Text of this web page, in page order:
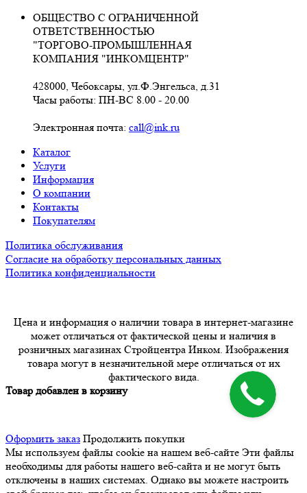
ОБЩЕСТВО С ОГРАНИЧЕННОЙ
ОТВЕТСТВЕННОСТЬЮ
"ТОРГОВО-ПРОМЫШЛЕННАЯ
КОМПАНИЯ "ИНКОМЦЕНТР"
428000, Чебоксары, ул.Ф.Энгельса, д.31
Часы работы: ПН-ВС 8.00 - 20.00
Электронная почта: call@ink.ru
Каталог
Услуги
Информация
О компании
Контакты
Покупателям
Политика обслуживания
Согласие на обработку персональных данных
Политика конфиденциальности
Цена и информация о наличии товара в интернет-магазине
может отличаться от фактической цены и наличия в
розничных магазинах Стройцентра Инком. Изображения
товара могут в незначительной мере отличаться от их
фактического вида.
Товар добавлен в корзину
Оформить заказ Продолжить покупки
Мы используем файлы cookie на нашем веб-сайте Эти файлы
необходимы для работы нашего веб-сайта и не могут быть
отключены в наших системах. Однако вы можете настроить